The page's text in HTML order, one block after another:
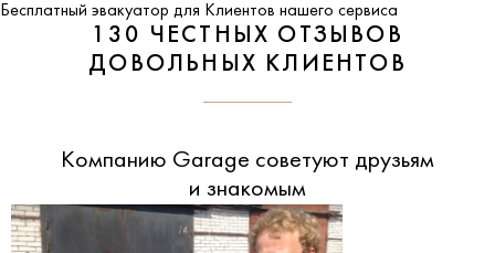
Бесплатный эвакуатор для Клиентов нашего сервиса
130 ЧЕСТНЫХ ОТЗЫВОВ
ДОВОЛЬНЫХ КЛИЕНТОВ
Компанию Garage советуют друзьям
и знакомым